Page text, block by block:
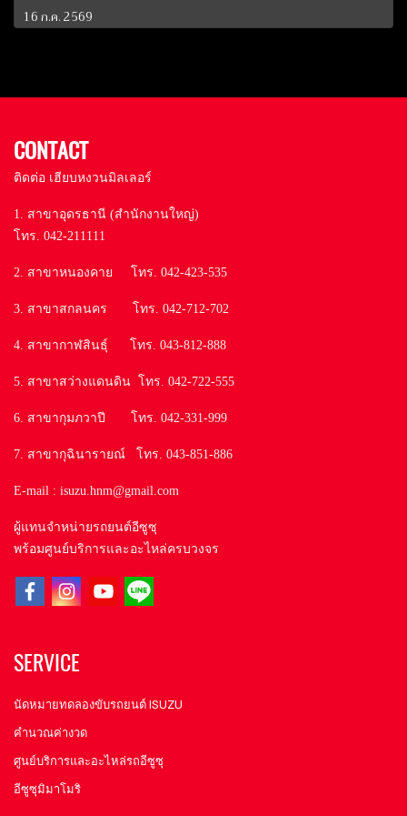
16 ก.ค. 2569
CONTACT
ติดต่อ เฮียบหงวนมิลเลอร์
1. สาขาอุดรธานี (สำนักงานใหญ่)
โทร. 042-211111
2. สาขาหนองคาย โทร. 042-423-535
3. สาขาสกลนคร โทร. 042-712-702
4. สาขากาฬสินธุ์ โทร. 043-812-888
5. สาขาสว่างแดนดิน โทร. 042-722-555
6. สาขากุมภวาปี โทร. 042-331-999
7. สาขากุฉินารายณ์ โทร. 043-851-886
E-mail : isuzu.hnm@gmail.com
ผู้แทนจำหน่ายรถยนต์อีซูซุ
พร้อมศูนย์บริการและอะไหล่ครบวงจร
SERVICE
นัดหมายทดลองขับรถยนต์ ISUZU
คำนวณค่างวด
ศูนย์บริการและอะไหล่รถอีซูซุ
อีซูซุมิมาโมริ